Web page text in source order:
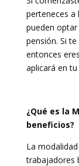
perteneces a
pueden
pensión. Si
entonces
aplicará en tu
¿Qué es la
beneficios?
La
trabajadores